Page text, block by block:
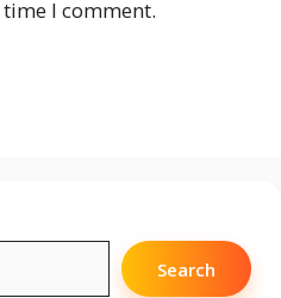
I comment.
Search